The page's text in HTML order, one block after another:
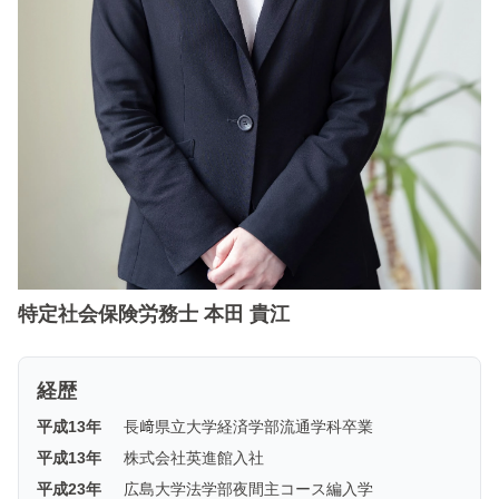
特定社会保険労務士 本田 貴江
経歴
平成13年
長﨑県立大学経済学部流通学科卒業
平成13年
株式会社英進館入社
平成23年
広島大学法学部夜間主コース編入学